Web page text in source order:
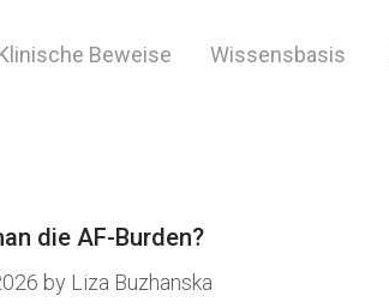
Beweise Wissensbasis
die AF-Burden?
by Liza Buzhanska